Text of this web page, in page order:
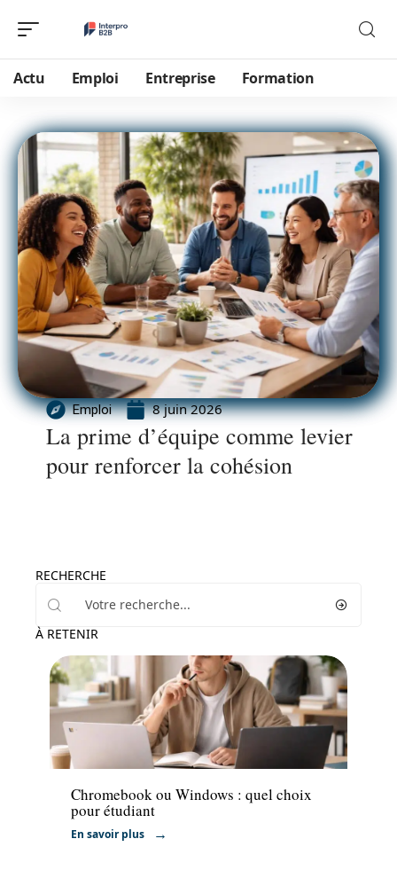
Actu Emploi Entreprise Formation
Emploi 8 juin 2026
La prime d’équipe comme levier
pour renforcer la cohésion
RECHERCHE
À RETENIR
Chromebook ou Windows : quel choix
pour étudiant
En savoir plus